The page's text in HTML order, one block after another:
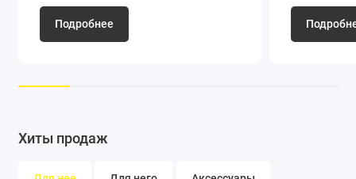
регулятора. Экономия сил, облегчение работы.
Подробнее
Хиты продаж